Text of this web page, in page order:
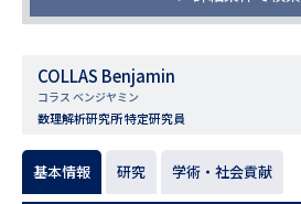
COLLAS Benjamin
コラス ベンジヤミン
数理解析研究所 特定研究員
基本情報 研究 学術・社会貢献